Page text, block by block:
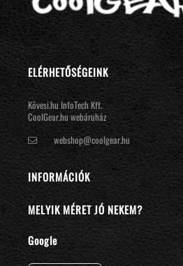
ELÉRHETŐSÉGEINK
Kövesi.hu InfoTech Kft.
CoolGear.hu webáruház
webshop@coolgear.hu
INFORMÁCIÓK
MELYIK MÉRET JÓ NEKEM?
Google